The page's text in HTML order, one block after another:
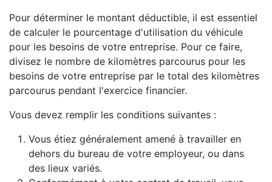
Pour déterminer le montant déductible, il est essentiel
de calculer le pourcentage d'utilisation du véhicule
pour les besoins de votre entreprise. Pour ce faire,
divisez le nombre de kilomètres parcourus pour les
besoins de votre entreprise par le total des kilomètres
parcourus pendant l'exercice financier.
Vous devez remplir les conditions suivantes :
Vous étiez généralement amené à travailler en
dehors du bureau de votre employeur, ou dans
des lieux variés.